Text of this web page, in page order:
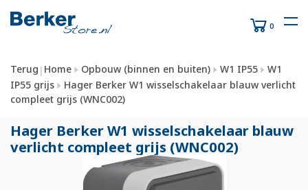
0
Terug | Home Opbouw (binnen en buiten) W1 IP55
W1
IP55 grijs
Hager Berker W1 wisselschakelaar blauw verlicht
compleet grijs (WNC002)
Hager Berker W1 wisselschakelaar blauw
verlicht compleet grijs (WNC002)